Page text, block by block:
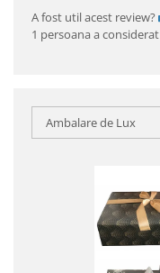
A fost util acest review?
1 persoana a
Ambalare de Lux